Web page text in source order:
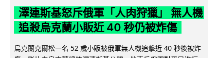
澤連斯基怒斥俄軍「人肉狩獵」 無人機
追殺烏克蘭小販近 40 秒仍被炸傷
烏克蘭克爾松一名 52 歲小販被俄軍無人機追擊近 40 秒後被炸